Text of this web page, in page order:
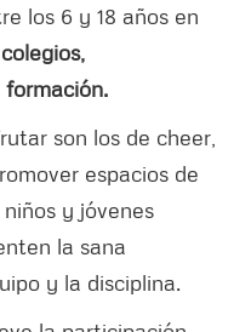
los 6 y 18 años en
formación.
son los de cheer,
espacios de
y jóvenes
la sana
y la disciplina.